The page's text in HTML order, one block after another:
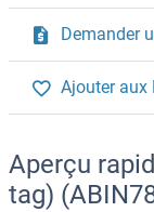
Demander
Ajouter aux
Aperçu
tag)